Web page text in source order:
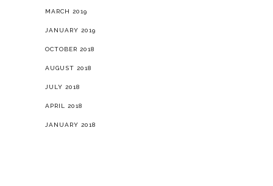
MARCH 2019
JANUARY 2019
OCTOBER 2018
AUGUST 2018
JULY 2018
APRIL 2018
JANUARY 2018